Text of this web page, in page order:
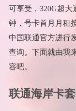
可享受，320G超大
钟，号卡首月月租
中国联通官方进行
查询。下面就由我
容吧。
联通海岸卡